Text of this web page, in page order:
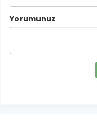
Yorumunuz